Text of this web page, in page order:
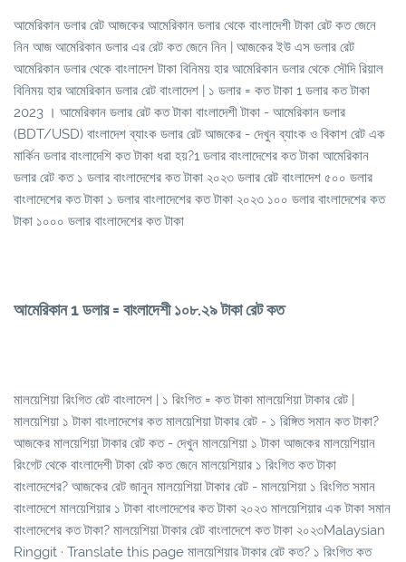
আমেরিকান ডলার রেট আজকের আমেরিকান ডলার থেকে বাংলাদেশী টাকা রেট কত জেনে
নিন আজ আমেরিকান ডলার এর রেট কত জেনে নিন | আজকের ইউ এস ডলার রেট
আমেরিকান ডলার থেকে বাংলাদেশ টাকা বিনিময় হার আমেরিকান ডলার থেকে সৌদি রিয়াল
বিনিময় হার আমেরিকান ডলার রেট বাংলাদেশ | ১ ডলার = কত টাকা 1 ডলার কত টাকা
2023 । আমেরিকান ডলার রেট কত টাকা বাংলাদেশী টাকা - আমেরিকান ডলার
(BDT/USD) বাংলাদেশ ব্যাংক ডলার রেট আজকের - দেখুন ব্যাংক ও বিকাশ রেট এক
মার্কিন ডলার বাংলাদেশি কত টাকা ধরা হয়?1 ডলার বাংলাদেশের কত টাকা আমেরিকান
ডলার রেট কত ১ ডলার বাংলাদেশের কত টাকা ২০২৩ ডলার রেট বাংলাদেশ ৫০০ ডলার
বাংলাদেশের কত টাকা ১ ডলার বাংলাদেশের কত টাকা ২০২৩ ১০০ ডলার বাংলাদেশের কত
টাকা ১০০০ ডলার বাংলাদেশের কত টাকা
আমেরিকান 1 ডলার = বাংলাদেশী ১০৮.২৯ টাকা রেট কত
মালয়েশিয়া রিংগিত রেট বাংলাদেশ | ১ রিংগিত = কত টাকা মালয়েশিয়া টাকার রেট |
মালয়েশিয়া ১ টাকা বাংলাদেশের কত মালয়েশিয়া টাকার রেট - ১ রিঙ্গিত সমান কত টাকা?
আজকের মালয়েশিয়া টাকার রেট কত - দেখুন মালয়েশিয়া ১ টাকা আজকের মালয়েশিয়ান
রিংগেট থেকে বাংলাদেশী টাকা রেট কত জেনে মালয়েশিয়ার ১ রিংগিত কত টাকা
বাংলাদেশের? আজকের রেট জানুন মালয়েশিয়া টাকার রেট - মালয়েশিয়া ১ রিংগিত সমান
বাংলাদেশে মালয়েশিয়ার ১ টাকা বাংলাদেশের কত টাকা ২০২৩ মালয়েশিয়ার এক টাকা সমান
বাংলাদেশের কত টাকা? মালয়েশিয়া টাকার রেট বাংলাদেশে কত টাকা ২০২৩Malaysian
Ringgit · Translate this page মালয়েশিয়ার টাকার রেট কত? ১ রিংগিত কত